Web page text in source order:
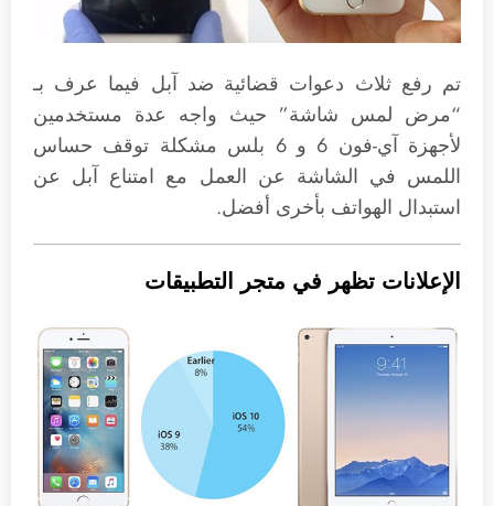
تم رفع ثلاث دعوات قضائية ضد آبل فيما عرف بـ
“مرض لمس شاشة” حيث واجه عدة مستخدمين
لأجهزة آي-فون 6 و 6 بلس مشكلة توقف حساس
اللمس في الشاشة عن العمل مع امتناع آبل عن
استبدال الهواتف بأخرى أفضل.
الإعلانات تظهر في متجر التطبيقات